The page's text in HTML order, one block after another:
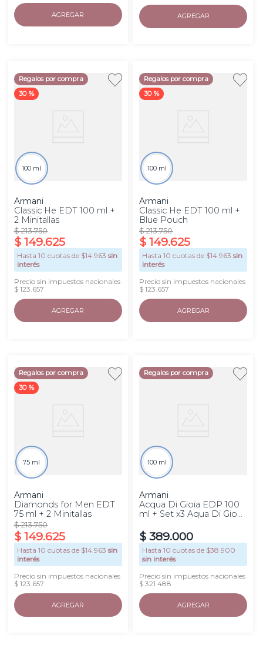
AGREGAR AGREGAR
Regalos por compra
30 %
100 ml
Armani
Classic He EDT 100 ml +
2 Minitallas
$ 213.750
$ 149.625
Hasta 10 cuotas de $14.963 sin
interés
Precio sin impuestos nacionales
$ 123.657
AGREGAR
Regalos por compra
30 %
100 ml
Armani
Classic He EDT 100 ml +
Blue Pouch
$ 213.750
$ 149.625
Hasta10 cuotas de $14.963 sin
interés
Precio sin impuestos nacionales
$ 123.657
AGREGAR
Regalos por compra
30 %
75 ml
Armani
Diamonds for Men EDT
75 ml + 2 Minitallas
$ 213.750
$ 149.625
Hasta 10 cuotas de $14.963 sin
interés
Precio sin impuestos nacionales
$ 123.657
AGREGAR
Regalos por compra
100 ml
Armani
Acqua Di Gioia EDP 100
ml + Set x3 Aqua Di Gio
$ 389.000
Hasta10 cuotas de $38.900
sin interés
Precio sin impuestos nacionales
$ 321.488
AGREGAR